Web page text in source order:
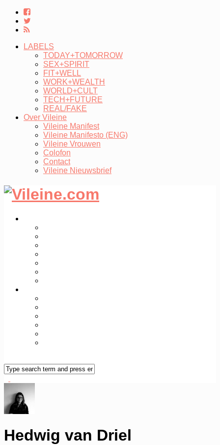
LABELS
TODAY+TOMORROW
SEX+SPIRIT
FIT+WELL
WORK+WEALTH
WORLD+CULT
TECH+FUTURE
REAL/FAKE
Over Vileine
Vileine Manifest
Vileine Manifesto (ENG)
Vileine Vrouwen
Colofon
Contact
Vileine Nieuwsbrief
Hedwig van Driel